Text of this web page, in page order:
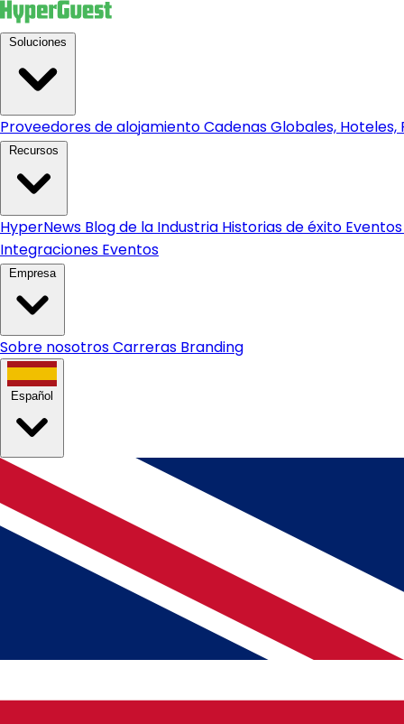
Proveedores de alojamientoCadenas Globales, Hoteles,
HyperNews Blog de la Industria Historias de éxito Eventos
Integraciones Eventos
Empresa
Sobre nosotrosCarreras Branding
Español